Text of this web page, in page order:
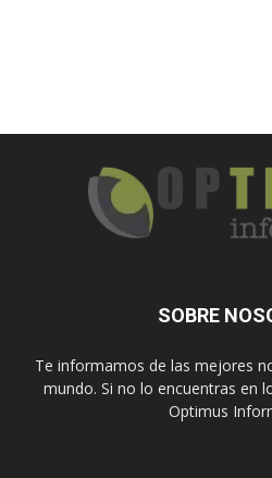
SOBRE
Te informamos de las mejores
mundo. Si no lo encuentras en
Optimus